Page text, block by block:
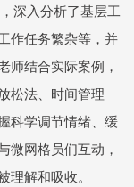
深入分析了基层工
作任务繁杂等，并
师结合实际案例，
松法、时间管理
科学调节情绪、缓
微网格员们互动，
解和吸收。